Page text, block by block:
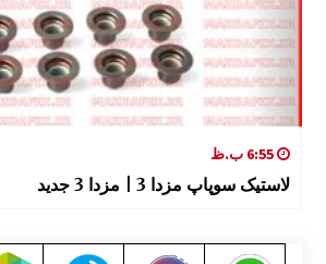
6:55 ب.ظ
لاستیک سوپاپ مزدا 3 | مزدا 3 جدید